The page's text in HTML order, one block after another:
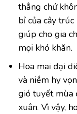
thẳng chứ
bỉ của cây
giúp cho gia
mọi khó khăn.
Hoa mai đại
và niềm hy
gió tuyết mùa
xuân. Vì vậy,